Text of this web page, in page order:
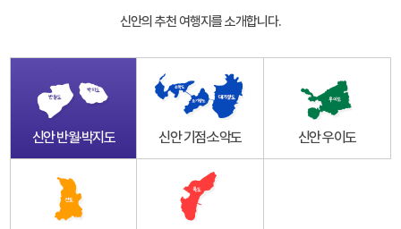
신안의 추천 여행지를 소개합니다.
신안 반월·박지도 신안 기점·소악도 신안 우이도